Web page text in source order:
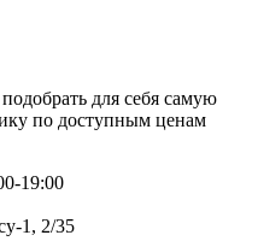
для себя самую
по доступным ценам
19:00
1, 2/35